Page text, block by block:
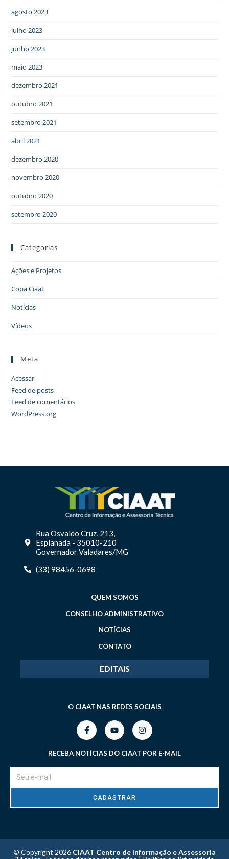
agosto 2023
julho 2023
junho 2023
maio 2023
dezembro 2021
outubro 2021
setembro 2021
abril 2021
dezembro 2020
novembro 2020
outubro 2020
setembro 2020
Categorias
Ações e Projetos
Copa Ciaat
Notícias
Vídeos
Meta
Acessar
Feed de posts
Feed de comentários
WordPress.org
Rua Osvaldo Cruz, 213,
Esplanada - 35010-210
Governador Valadares/MG
(33) 98456-0698
QUEM SOMOS
CONSELHO ADMINISTRATIVO
NOTÍCIAS
CONTATO
EDITAIS
O CIAAT NAS REDES SOCIAIS
RECEBA NOTÍCIAS DO CIAAT POR E-MAIL
CADASTRAR
© Copyright 2026 CIAAT Centro de Informação e Assessoria